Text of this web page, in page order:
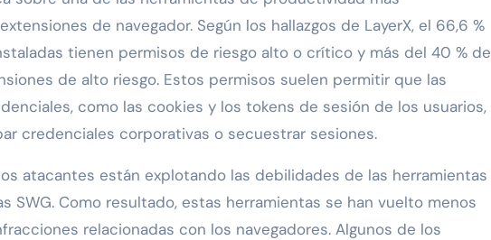
de navegador. Según los hallazgos de LayerX, el 66,6 %
tienen permisos de riesgo alto o crítico y más del 40 % de
de alto riesgo. Estos permisos suelen permitir que las
como las cookies y los tokens de sesión de los usuarios,
credenciales corporativas o secuestrar sesiones.
atacantes están explotando las debilidades de las herramientas
SWG. Como resultado, estas herramientas se han vuelto menos
relacionadas con los navegadores. Algunos de los